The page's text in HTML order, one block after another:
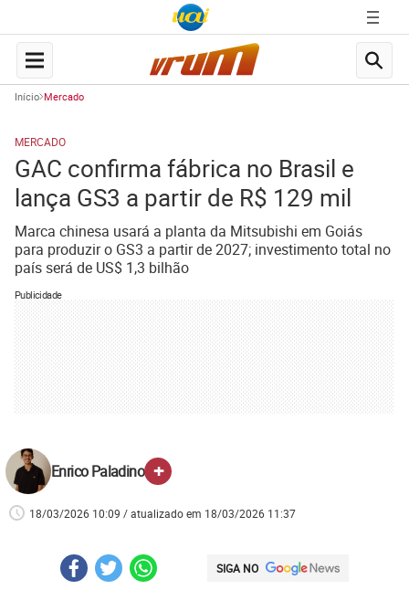
Início Mercado
MERCADO
GAC confirma fábrica no Brasil e
lança GS3 a partir de R$ 129 mil
Marca chinesa usará a planta da Mitsubishi em Goiás
para produzir o GS3 a partir de 2027; investimento total no
país será de US$ 1,3 bilhão
Publicidade
Enrico Paladino +
18/03/2026 10:09 / atualizado em 18/03/2026 11:37
SIGA NO